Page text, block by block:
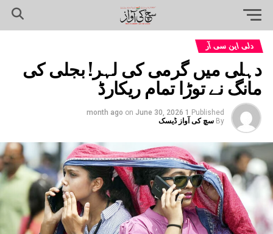
دلی این سی آر
دہلی میں گرمی کی لہر! بجلی کی
مانگ نے توڑا تمام ریکارڈ
Published
1 month ago
on June 30, 2026
By سچ کی آواز ڈیسک